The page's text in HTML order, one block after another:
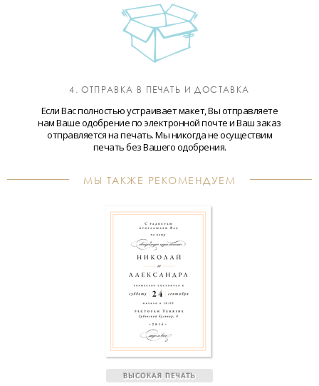
4. ОТПРАВКА В ПЕЧАТЬ И ДОСТАВКА
Если Вас полностью устраивает макет, Вы отправляете
нам Ваше одобрение по электронной почте и Ваш заказ
отправляется на печать. Мы никогда не осуществим
печать без Вашего одобрения.
МЫ ТАКЖЕ РЕКОМЕНДУЕМ